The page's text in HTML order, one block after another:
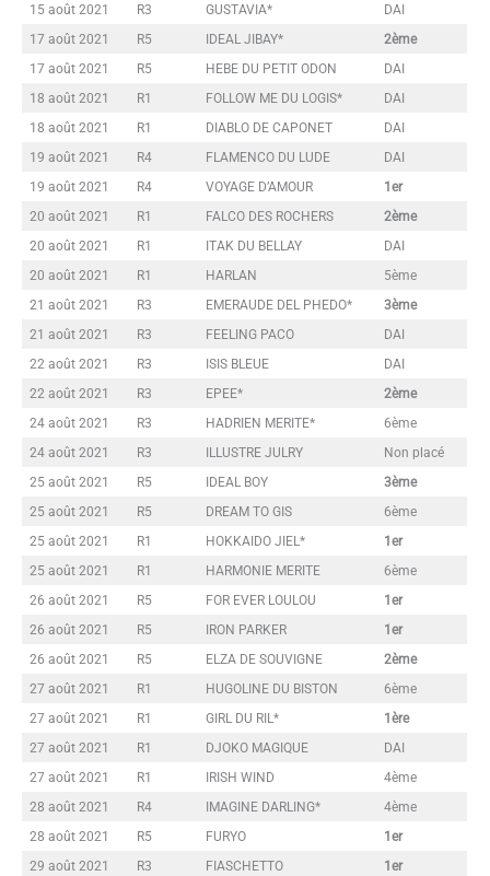
15 août 2021 R3 GUSTAVIA*
DAI
17 août 2021
R5 IDEAL JIBAY*
2ème
17 août 2021
R5 HEBE DU PETIT ODON
DAI
18 août 2021
R1 FOLLOW ME DU LOGIS*
DAI
18 août 2021
R1 DIABLO DE CAPONET
DAI
19 août 2021
R4 FLAMENCO DU LUDE
DAI
19 août 2021
R4 VOYAGE D’AMOUR
1er
20 août 2021
R1 FALCO DES ROCHERS
2ème
20 août 2021
R1 ITAK DU BELLAY
DAI
20 août 2021
R1 HARLAN
5ème
21 août 2021
R3 EMERAUDE DEL PHEDO*
3ème
21 août 2021
R3 FEELING PACO
DAI
22 août 2021
R3 ISIS BLEUE
DAI
22 août 2021
R3 EPEE*
2ème
24 août 2021
R3 HADRIEN MERITE*
6ème
24 août 2021
R3 ILLUSTRE JULRY
Non placé
25 août 2021
R5 IDEAL BOY
3ème
25 août 2021
R5 DREAM TO GIS
6ème
25 août 2021
R1 HOKKAIDO JIEL*
1er
25 août 2021
R1 HARMONIE MERITE
6ème
26 août 2021
R5 FOR EVER LOULOU
1er
26 août 2021
R5 IRON PARKER
1er
26 août 2021
R5 ELZA DE SOUVIGNE
2ème
27 août 2021
R1 HUGOLINE DU BISTON
6ème
27 août 2021
R1 GIRL DU RIL*
1ère
27 août 2021
R1 DJOKO MAGIQUE
DAI
27 août 2021
R1 IRISH WIND
4ème
28 août 2021
R4 IMAGINE DARLING*
4ème
28 août 2021
R5 FURYO
1er
29 août 2021
R3 FIASCHETTO
1er